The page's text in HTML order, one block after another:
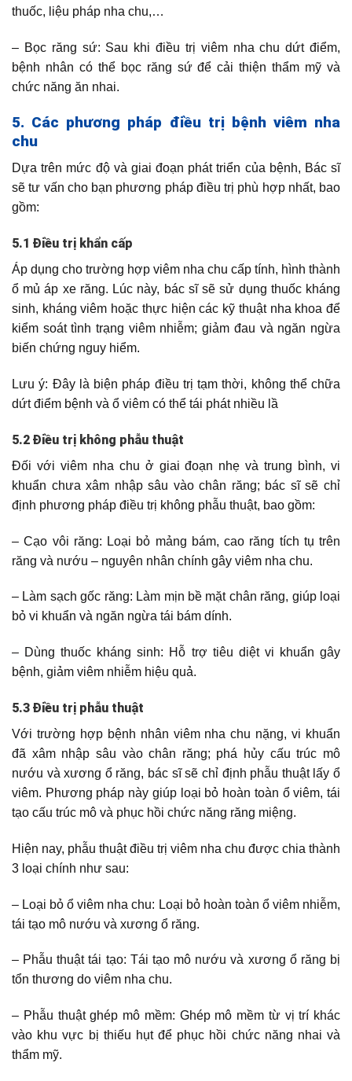
thuốc, liệu pháp nha chu,…
– Bọc răng sứ: Sau khi điều trị viêm nha chu dứt điểm,
bệnh nhân có thể bọc răng sứ để cải thiện thẩm mỹ và
chức năng ăn nhai.
5. Các phương pháp điều trị bệnh viêm nha
chu
Dựa trên mức độ và giai đoạn phát triển của bệnh, Bác sĩ
sẽ tư vấn cho bạn phương pháp điều trị phù hợp nhất, bao
gồm:
5.1 Điều trị khẩn cấp
Áp dụng cho trường hợp viêm nha chu cấp tính, hình thành
ổ mủ áp xe răng. Lúc này, bác sĩ sẽ sử dụng thuốc kháng
sinh, kháng viêm hoặc thực hiện các kỹ thuật nha khoa để
kiểm soát tình trạng viêm nhiễm; giảm đau và ngăn ngừa
biến chứng nguy hiểm.
Lưu ý: Đây là biện pháp điều trị tạm thời, không thể chữa
dứt điểm bệnh và ổ viêm có thể tái phát nhiều lầ
5.2 Điều trị không phẫu thuật
Đối với viêm nha chu ở giai đoạn nhẹ và trung bình, vi
khuẩn chưa xâm nhập sâu vào chân răng; bác sĩ sẽ chỉ
định phương pháp điều trị không phẫu thuật, bao gồm:
– Cạo vôi răng: Loại bỏ mảng bám, cao răng tích tụ trên
răng và nướu – nguyên nhân chính gây viêm nha chu.
– Làm sạch gốc răng: Làm mịn bề mặt chân răng, giúp loại
bỏ vi khuẩn và ngăn ngừa tái bám dính.
– Dùng thuốc kháng sinh: Hỗ trợ tiêu diệt vi khuẩn gây
bệnh, giảm viêm nhiễm hiệu quả.
5.3 Điều trị phẫu thuật
Với trường hợp bệnh nhân viêm nha chu nặng, vi khuẩn
đã xâm nhập sâu vào chân răng; phá hủy cấu trúc mô
nướu và xương ổ răng, bác sĩ sẽ chỉ định phẫu thuật lấy ổ
viêm. Phương pháp này giúp loại bỏ hoàn toàn ổ viêm, tái
tạo cấu trúc mô và phục hồi chức năng răng miệng.
Hiện nay, phẫu thuật điều trị viêm nha chu được chia thành
3 loại chính như sau:
– Loại bỏ ổ viêm nha chu: Loại bỏ hoàn toàn ổ viêm nhiễm,
tái tạo mô nướu và xương ổ răng.
– Phẫu thuật tái tạo: Tái tạo mô nướu và xương ổ răng bị
tổn thương do viêm nha chu.
– Phẫu thuật ghép mô mềm: Ghép mô mềm từ vị trí khác
vào khu vực bị thiếu hụt để phục hồi chức năng nhai và
thẩm mỹ.